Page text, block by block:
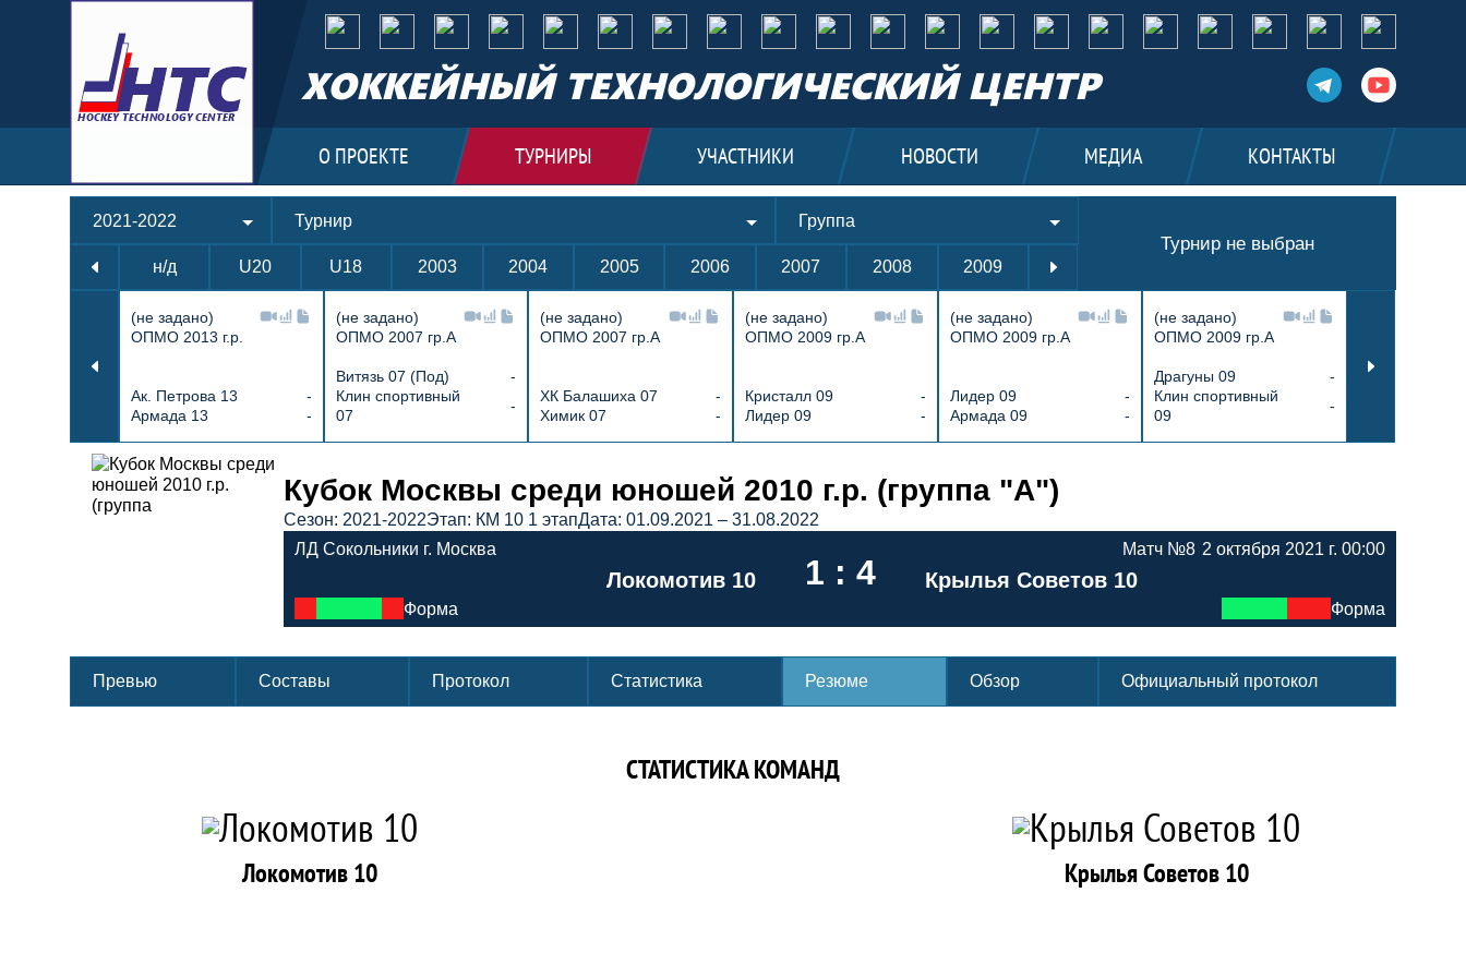
ХОККЕЙНЫЙ ТЕХНОЛОГИЧЕСКИЙ ЦЕНТР
О ПРОЕКТЕ ТУРНИРЫ УЧАСТНИКИ НОВОСТИ МЕДИА КОНТАКТЫ
2021-2022 Турнир Группа
н/д U20 U18 2003 2004 2005 2006 2007 2008 2009 2010
Турнир не выбран
(не задано)
ОПМО 2013 г.р.
Ак. Петрова 13
-
Армада 13
-
(не задано)
ОПМО 2007 гр.А
Витязь 07 (Под)
-
Клин спортивный
07
-
(не задано)
ОПМО 2007 гр.А
ХК Балашиха 07
-
Химик 07
-
(не задано)
ОПМО 2009 гр.А
Кристалл 09
-
Лидер 09
-
(не задано)
ОПМО 2009 гр.А
Лидер 09
-
Армада 09
-
(не задано)
ОПМО 2009 гр.А
Драгуны 09
-
Клин спортивный
09
-
Протокол и события матча Локомотив 10 1 : 4 Крылья Советов 10, Кубок Москвы среди юношей 2010 г.р.
Кубок Москвы среди юношей 2010 г.р. (группа "А")
Сезон: 2021-2022Этап: КМ 10 1 этапДата: 01.09.2021 – 31.08.2022
ЛД Сокольники г. Москва
Матч №8 2 октября 2021 г. 00:00
Локомотив 10 1 : 4 Крылья Советов 10
Форма Форма
Превью Составы Протокол Статистика Резюме Обзор Официальный протокол
СТАТИСТИКА КОМАНД
Локомотив 10 Крылья Советов 10